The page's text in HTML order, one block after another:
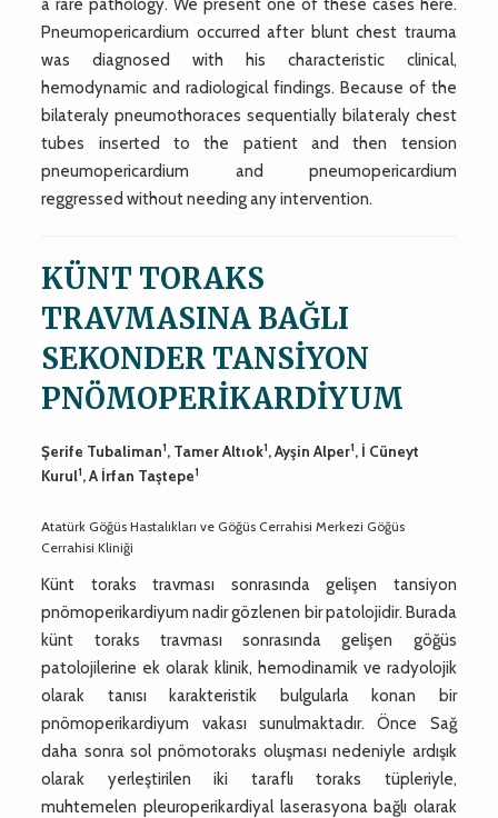
a rare pathology. We present one of these cases here.
Pneumopericardium occurred after blunt chest trauma
was diagnosed with his characteristic clinical,
hemodynamic and radiological findings. Because of the
bilateraly pneumothoraces sequentially bilateraly chest
tubes inserted to the patient and then tension
pneumopericardium and pneumopericardium
reggressed without needing any intervention.
KÜNT TORAKS
TRAVMASINA BAĞLI
SEKONDER TANSİYON
PNÖMOPERİKARDİYUM
Şerife Tubaliman1, Tamer Altıok1, Ayşin Alper1, İ Cüneyt
Kurul1, A İrfan Taştepe1
Atatürk Göğüs Hastalıkları ve Göğüs Cerrahisi Merkezi Göğüs
Cerrahisi Kliniği
Künt toraks travması sonrasında gelişen tansiyon
pnömoperikardiyum nadir gözlenen bir patolojidir. Burada
künt toraks travması sonrasında gelişen göğüs
patolojilerine ek olarak klinik, hemodinamik ve radyolojik
olarak tanısı karakteristik bulgularla konan bir
pnömoperikardiyum vakası sunulmaktadır. Önce Sağ
daha sonra sol pnömotoraks oluşması nedeniyle ardışık
olarak yerleştirilen iki taraflı toraks tüpleriyle,
muhtemelen pleuroperikardiyal laserasyona bağlı olarak